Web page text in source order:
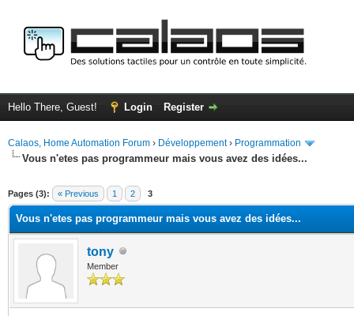
Hello There, Guest! Login Register
Calaos, Home Automation Forum › Développement› Programmation
Vous n'etes pas programmeur mais vous avez des idées...
Pages (3): « Previous 1 2 3
Vous n'etes pas programmeur mais vous avez des idées...
tony
Member